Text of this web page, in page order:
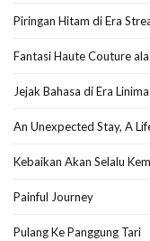
Piringan Hitam di Era
Fantasi Haute Couture
Jejak Bahasa di Era
An Unexpected Stay, A
Kebaikan Akan Selalu
Painful Journey
Pulang Ke Panggung Tari